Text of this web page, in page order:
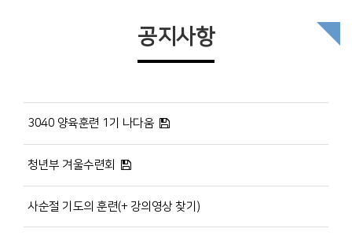
공지사항
3040 양육훈련 1기 나다움
청년부 겨울수련회
사순절 기도의 훈련(+ 강의영상 찾기)